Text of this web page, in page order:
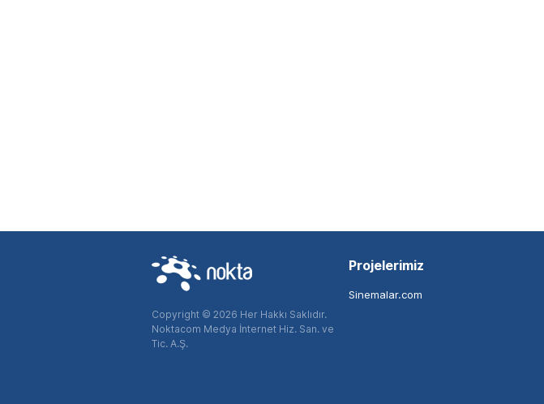
Copyright © 2026 Her Hakkı Saklıdır.
Noktacom Medya İnternet Hiz. San. ve
Tic. A.Ş.
Projelerimiz
Sinemalar.com